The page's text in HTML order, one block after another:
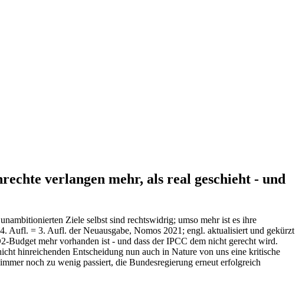
verlangen mehr, als real geschieht - und
Ziele selbst sind rechtswidrig; umso mehr ist es ihre
Aufl. = 3. Aufl. der Neuausgabe, Nomos 2021; engl. aktualisiert und gekürzt
Budget mehr vorhanden ist - und dass der IPCC dem nicht gerecht wird.
hinreichenden Entscheidung nun auch in Nature von uns eine kritische
noch zu wenig passiert, die Bundesregierung erneut erfolgreich